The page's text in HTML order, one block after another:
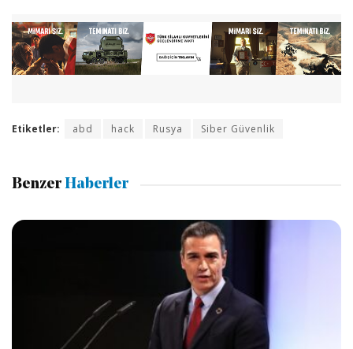
Etiketler: abd hack Rusya Siber Güvenlik
Benzer Haberler